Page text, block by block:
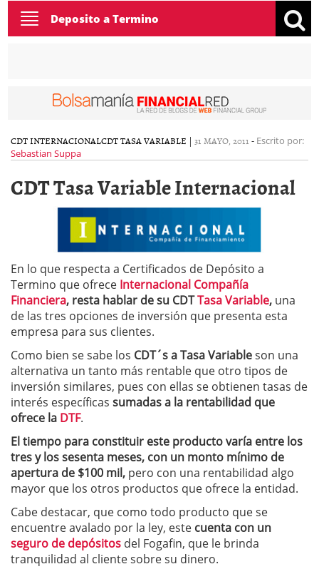
Toggle
navigation
Deposito a Termino
CDT INTERNACIONALCDT TASA VARIABLE | 31 MAYO, 2011 - Escrito por:
Sebastian Suppa
CDT Tasa Variable Internacional
En lo que respecta a Certificados de Depósito a
Termino que ofrece Internacional Compañía
Financiera, resta hablar de su CDTTasa Variable, una
de las tres opciones de inversión que presenta esta
empresa para sus clientes.
Como bien se sabe los CDT´s a Tasa Variableson una
alternativa un tanto más rentable que otro tipos de
inversión similares, pues con ellas se obtienen tasas de
interés específicas sumadas a la rentabilidad que
ofrece la DTF.
El tiempo para constituir este producto varía entre los
tres y los sesenta meses, con un monto mínimo de
apertura de $100 mil, pero con una rentabilidad algo
mayor que los otros productos que ofrece la entidad.
Cabe destacar, que como todo producto que se
encuentre avalado por la ley, este cuenta con un
seguro de depósitos del Fogafin, que le brinda
tranquilidad al cliente sobre su dinero.